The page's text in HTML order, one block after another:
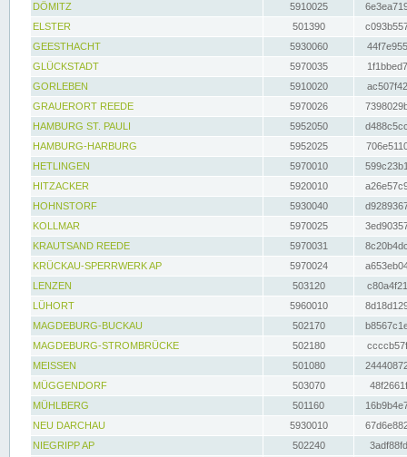
DÖMITZ
5910025
ELSTER
501390
GEESTHACHT
5930060
GLÜCKSTADT
5970035
GORLEBEN
5910020
GRAUERORT REEDE
5970026
HAMBURG ST. PAULI
5952050
HAMBURG-HARBURG
5952025
HETLINGEN
5970010
HITZACKER
5920010
HOHNSTORF
5930040
KOLLMAR
5970025
KRAUTSAND REEDE
5970031
KRÜCKAU-SPERRWERK AP
5970024
LENZEN
503120
LÜHORT
5960010
MAGDEBURG-BUCKAU
502170
MAGDEBURG-STROMBRÜCKE
502180
MEISSEN
501080
MÜGGENDORF
503070
MÜHLBERG
501160
NEU DARCHAU
5930010
NIEGRIPP AP
502240